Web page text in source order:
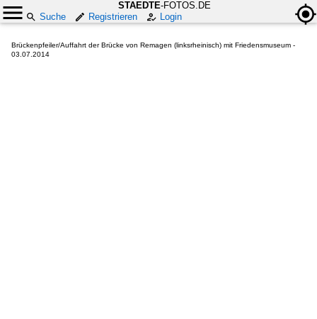
STAEDTE-FOTOS.DE
Suche
Registrieren Login
Brückenpfeiler/Auffahrt der Brücke von Remagen (linksrheinisch) mit Friedensmuseum -
03.07.2014